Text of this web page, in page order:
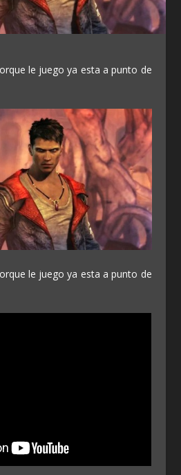
le juego ya esta a punto de
le juego ya esta a punto de